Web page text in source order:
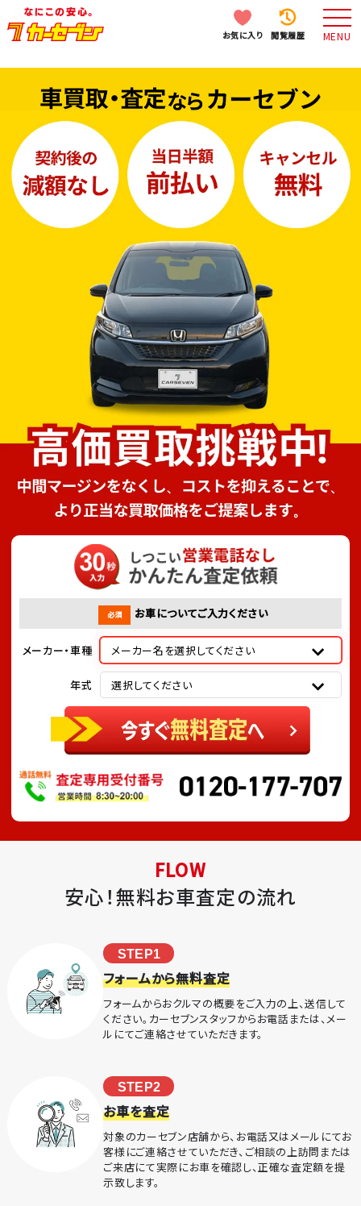
お気に入り 閲覧履歴 MENU
必須 お車についてご入力ください
メーカー・車種 メーカー名を選択してください
年式 選択してください
FLOW
安心！無料お車査定の流れ
STEP1
フォームから無料査定
フォームからおクルマの概要をご入力の上、送信して
ください。カーセブンスタッフからお電話または、メー
ルにてご連絡させていただきます。
STEP2
お車を査定
対象のカーセブン店舗から、お電話又はメールにてお
客様にご連絡させていただき、ご相談の上訪問または
ご来店にて実際にお車を確認し、正確な査定額を提
示致します。